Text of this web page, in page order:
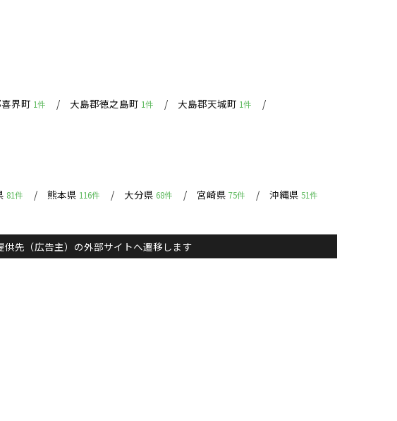
界町 1件 大島郡徳之島町 1件 大島郡天城町 1件
81件 熊本県 116件 大分県 68件 宮崎県 75件 沖縄県 51件
供先（広告主）の外部サイトへ遷移します